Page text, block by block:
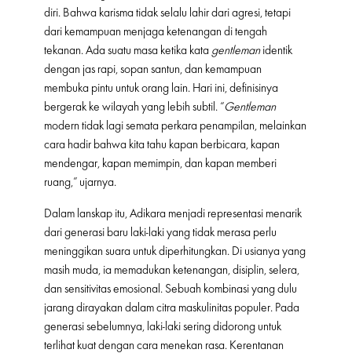
diri. Bahwa karisma tidak selalu lahir dari agresi, tetapi
dari kemampuan menjaga ketenangan di tengah
tekanan. Ada suatu masa ketika kata gentlemanidentik
dengan jas rapi, sopan santun, dan kemampuan
membuka pintu untuk orang lain. Hari ini, definisinya
bergerak ke wilayah yang lebih subtil. “Gentleman
modern tidak lagi semata perkara penampilan, melainkan
cara hadir bahwa kita tahu kapan berbicara, kapan
mendengar, kapan memimpin, dan kapan memberi
ruang,” ujarnya.
Dalam lanskap itu, Adikara menjadi representasi menarik
dari generasi baru laki-laki yang tidak merasa perlu
meninggikan suara untuk diperhitungkan. Di usianya yang
masih muda, ia memadukan ketenangan, disiplin, selera,
dan sensitivitas emosional. Sebuah kombinasi yang dulu
jarang dirayakan dalam citra maskulinitas populer. Pada
generasi sebelumnya, laki-laki sering didorong untuk
terlihat kuat dengan cara menekan rasa. Kerentanan